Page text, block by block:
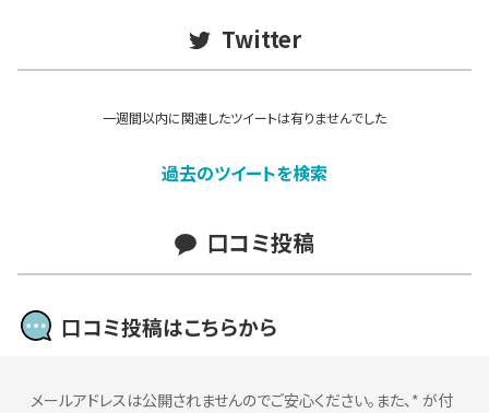
Twitter
一週間以内に関連したツイートは有りませんでした
過去のツイートを検索
口コミ投稿
口コミ投稿はこちらから
メールアドレスは公開されませんのでご安心ください。また、* が付